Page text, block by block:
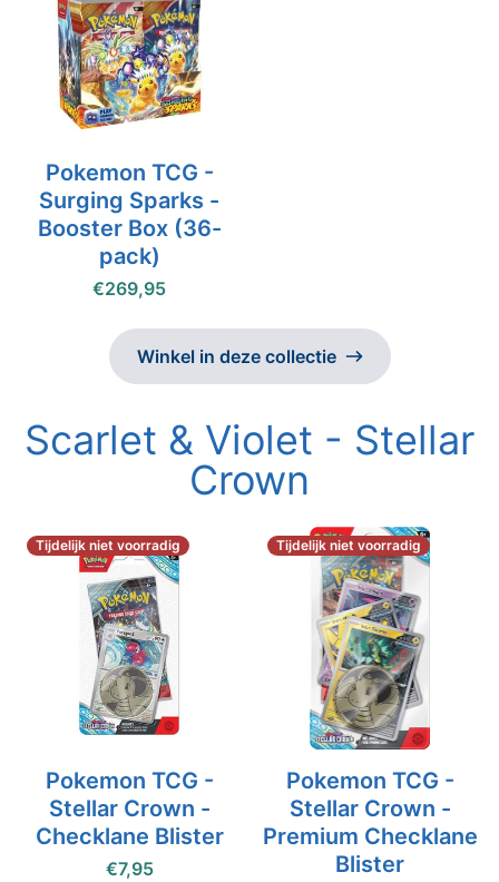
Pokemon TCG -
Surging Sparks -
Booster Box (36-
pack)
€269,95
Winkel in deze collectie
Scarlet & Violet - Stellar
Crown
Pokemon TCG -
Stellar Crown -
Checklane Blister
€7,95
Tijdelijk niet voorradig
Pokemon TCG -
Stellar Crown -
Premium Checklane
Blister
Tijdelijk niet voorradig